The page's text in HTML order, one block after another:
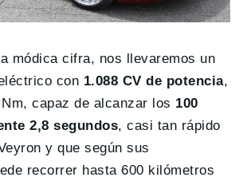
módica cifra, nos llevaremos un
con 1.088 CV de potencia,
capaz de alcanzar los 100
2,8 segundos, casi tan rápido
y que según sus
recorrer hasta 600 kilómetros